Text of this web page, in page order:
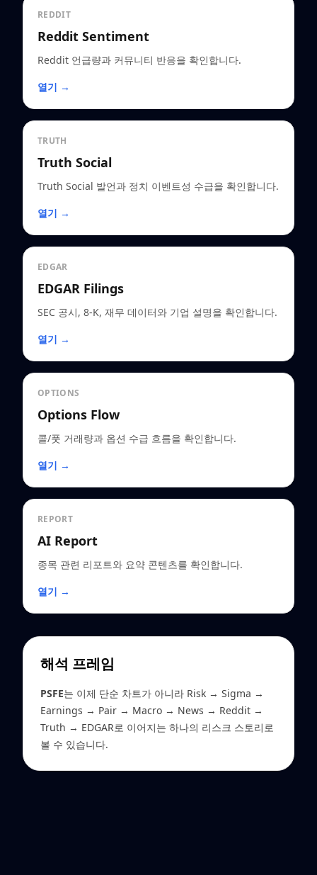
REDDIT
Reddit Sentiment
Reddit 언급량과 커뮤니티 반응을 확인합니다.
열기 →
TRUTH
Truth Social
Truth Social 발언과 정치 이벤트성 수급을 확인합니다.
열기 →
EDGAR
EDGAR Filings
SEC 공시, 8-K, 재무 데이터와 기업 설명을 확인합니다.
열기 →
OPTIONS
Options Flow
콜/풋 거래량과 옵션 수급 흐름을 확인합니다.
열기 →
REPORT
AI Report
종목 관련 리포트와 요약 콘텐츠를 확인합니다.
열기 →
해석 프레임
PSFE는 이제 단순 차트가 아니라 Risk → Sigma →
Earnings → Pair → Macro → News → Reddit →
Truth → EDGAR로 이어지는 하나의 리스크 스토리로
볼 수 있습니다.